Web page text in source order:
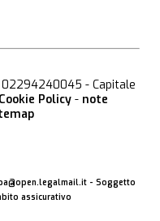
02294240045 - Capitale
Cookie Policy - note
- Soggetto
assicurativo